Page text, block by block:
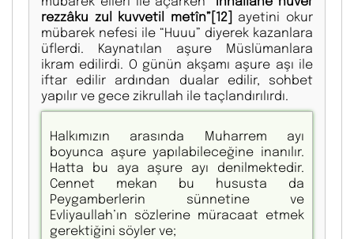
rezzâku zul kuvvetil metîn”[12]ayetini okur
mübarek nefesi ile “Huuu” diyerek kazanlara
üflerdi. Kaynatılan aşure Müslümanlara
ikram edilirdi. O günün akşamı aşure aşı ile
iftar edilir ardından dualar edilir, sohbet
yapılır ve gece zikrullah ile taçlandırılırdı.
Halkımızın arasında Muharrem ayı
boyunca aşure yapılabileceğine inanılır.
Hatta bu aya aşure ayı denilmektedir.
Cennet mekan bu hususta da
Peygamberlerin sünnetine ve
Evliyaullah’ın sözlerine müracaat etmek
gerektiğini söyler ve;